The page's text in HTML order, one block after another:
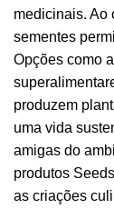
medicinais. Ao
sementes
Opções como
produzem
uma vida
amigas do
produtos
as criações